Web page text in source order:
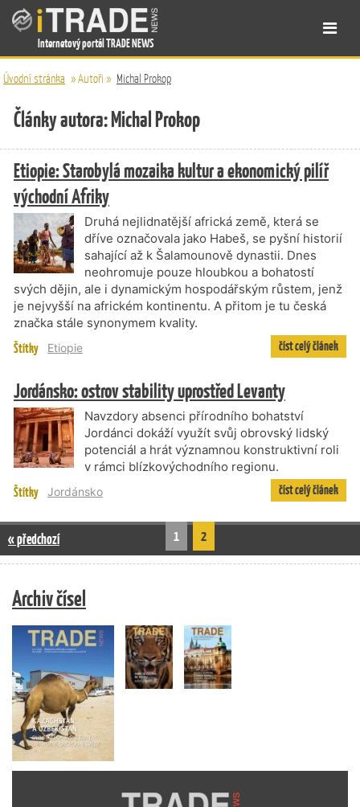
Internetový portál TRADE NEWS
Úvodní stránka »Autoři » Michal Prokop
Články autora: Michal Prokop
Etiopie: Starobylá mozaika kultur a ekonomický pilíř
východní Afriky
Druhá nejlidnatější africká země, která se
dříve označovala jako Habeš, se pyšní historií
sahající až k Šalamounově dynastii. Dnes
neohromuje pouze hloubkou a bohatostí
svých dějin, ale i dynamickým hospodářským růstem, jenž
je nejvyšší na africkém kontinentu. A přitom je tu česká
značka stále synonymem kvality.
Štítky Etiopie číst celý článek
Jordánsko: ostrov stability uprostřed Levanty
Navzdory absenci přírodního bohatství
Jordánci dokáží využít svůj obrovský lidský
potenciál a hrát významnou konstruktivní roli
v rámci blízkovýchodního regionu.
Štítky Jordánsko číst celý článek
« předchozí 1 2
Archiv čísel